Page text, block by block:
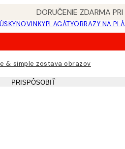
DORUČENIE ZDARMA
NOVINKYPLAGÁTYOBRAZY NA
& simple zostava obrazov
PRISPÔSOBIŤ